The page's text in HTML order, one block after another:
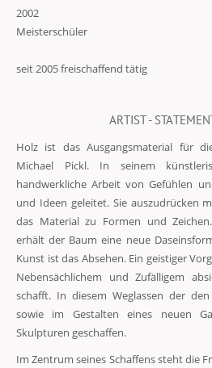
2002
Meisterschüler
seit 2005 freischaffend tätig
ARTIST -
Holz ist das Ausgangsmaterial für
Michael Pickl. In seinem
handwerkliche Arbeit von Gefühlen
und Ideen geleitet. Sie auszudrücken
das Material zu Formen und
erhält der Baum eine neue
Kunst ist das Absehen. Ein geistiger
Nebensächlichem und Zufälligem
schafft. In diesem Weglassen der
sowie im Gestalten eines neuen
Skulpturen geschaffen.
Im Zentrum seines Schaffens steht die